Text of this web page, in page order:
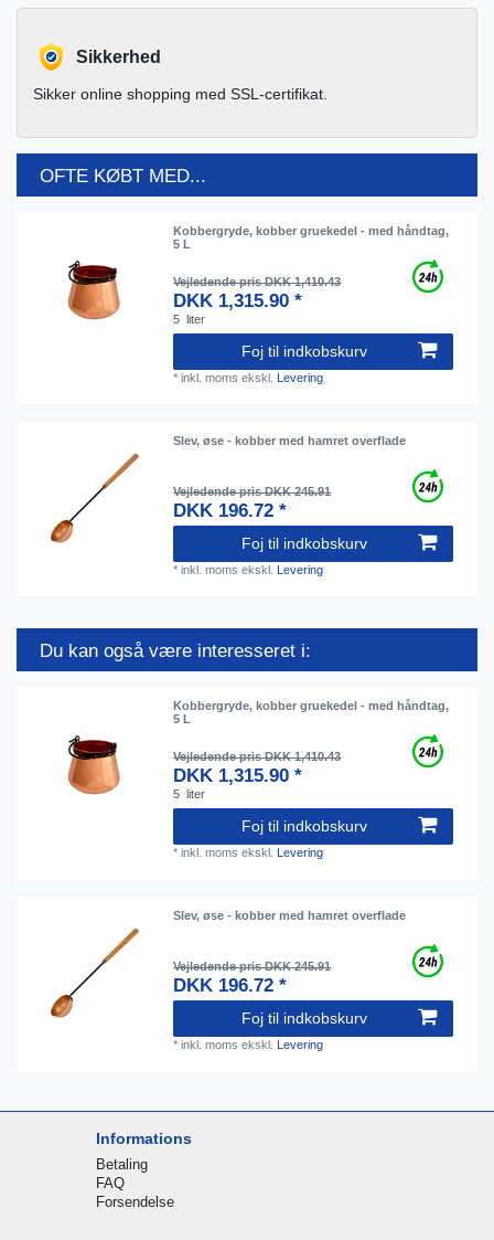
Sikkerhed
Sikker online shopping med SSL-certifikat.
OFTE KØBT MED...
Kobbergryde, kobber gruekedel - med håndtag,
5 L
Vejledende pris DKK 1,410.43
DKK 1,315.90 *
5 liter
Foj til indkobskurv
*inkl. moms ekskl. Levering
Slev, øse - kobber med hamret overflade
Vejledende pris DKK 245.91
DKK 196.72 *
Foj til indkobskurv
*inkl. moms ekskl. Levering
Du kan også være interesseret i:
Kobbergryde, kobber gruekedel - med håndtag,
5 L
Vejledende pris DKK 1,410.43
DKK 1,315.90 *
5 liter
Foj til indkobskurv
*inkl. moms ekskl. Levering
Slev, øse - kobber med hamret overflade
Vejledende pris DKK 245.91
DKK 196.72 *
Foj til indkobskurv
*inkl. moms ekskl. Levering
Informations
Betaling
FAQ
Forsendelse